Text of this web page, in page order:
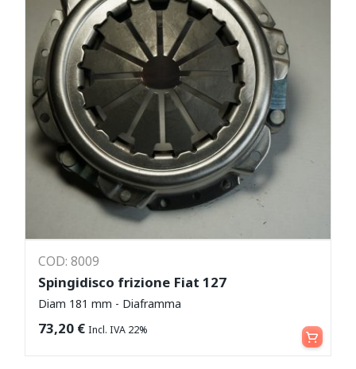
COD: 8009
Spingidisco frizione Fiat 127
Diam 181 mm - Diaframma
73,20 € Incl. IVA 22% Aggiungi al carrello